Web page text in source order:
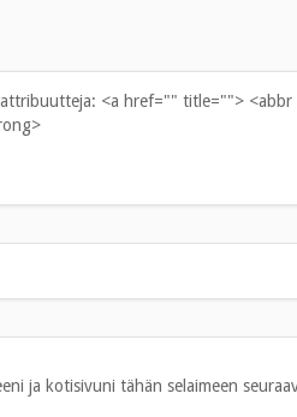
<a href="" title=""> <abbr
ja kotisivuni tähän selaimeen